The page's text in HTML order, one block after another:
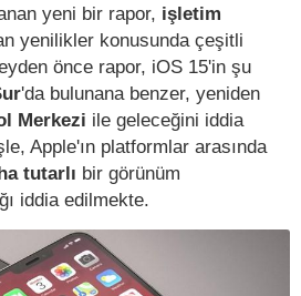
yeni bir rapor, işletim
yenilikler konusunda çeşitli
önce rapor, iOS 15'in şu
'da bulunana benzer, yeniden
Merkezi ile geleceğini iddia
Apple'ın platformlar arasında
tutarlı bir görünüm
iddia edilmekte.